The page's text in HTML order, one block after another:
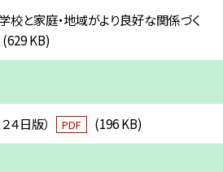
校と家庭・地域がより良好な関係づく
(629 KB)
４日版） PDF (196 KB)